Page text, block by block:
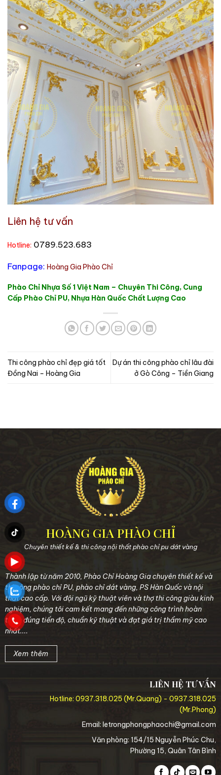
Liên hệ tư vấn
Hotline: 0789.523.683
Fanpage: Hoàng Gia Phào Chỉ
Phào Chỉ Nhựa Số 1 Việt Nam – Chuyên Thi Công, Cung
Cấp Phào Chỉ PU, Nhựa Hàn Quốc Chất Lượng Cao
Thi công phào chỉ đẹp giá tốt
Đồng Nai – Hoàng Gia
Dự án thi công phào chỉ lâu đài
ở Gò Công – Tiền Giang
HOÀNG GIA PHÀO CHỈ
Chuyên thiết kế & thi công nội thất phào chỉ pu dát vàng
Thành lập từ năm 2010, Phào Chỉ Hoàng Gia chuyên thiết kế và
thi công phào chỉ PU, phào chỉ dát vàng, PS Hàn Quốc và nội
thất cao cấp. Với đội ngũ kỹ thuật viên và thợ thi công giàu kinh
nghiệm, chúng tôi cam kết mang đến những công trình hoàn
thiện đúng tiến độ, chuẩn kỹ thuật và đạt giá trị thẩm mỹ cao
nhất....
Xem thêm
LIÊN HỆ TƯ VẤN
Hotline:0937.318.025 (Mr.Quang) -0937.318.025
(Mr.Phong)
Email: letrongphongphaochi@gmail.com
Văn phòng: 154/15 Nguyễn Phúc Chu,
Phường 15, Quân Tân Bình